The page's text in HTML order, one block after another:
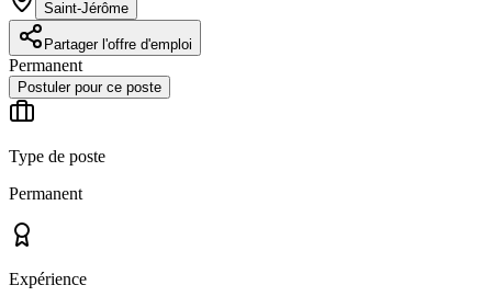
Saint-Jérôme
Partager l'offre d'emploi
Permanent
Postuler pour ce poste
Type de poste
Permanent
Expérience